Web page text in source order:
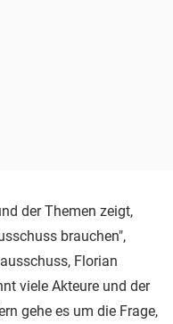
der Themen zeigt,
brauchen",
Florian
viele Akteure und der
gehe es um die Frage,